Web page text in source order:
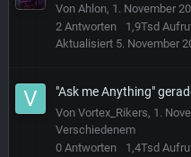
Von Ahlon, 1. November
2 Antworten 1,9Tsd
Aktualisiert 5. November
"Ask me Anything"
Von Vortex_Rikers, 1.
Verschiedenem
0 Antworten 1,4Tsd